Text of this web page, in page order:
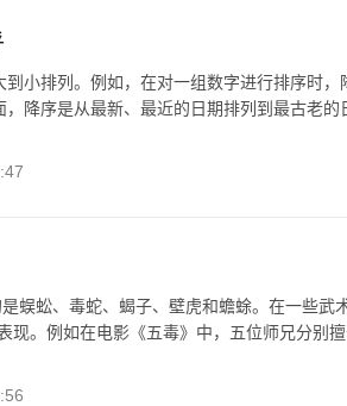
到小排列。例如，在对一组数字进行排序时
降序是从最新、最近的日期排列到最古老
蜈蚣、毒蛇、蝎子、壁虎和蟾蜍。在一些武
现。例如在电影《五毒》中，五位师兄分别